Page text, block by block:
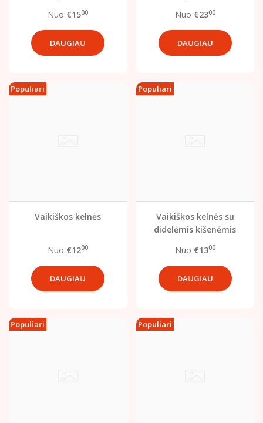
Nuo €1500
DAUGIAU
Nuo €2300
DAUGIAU
Populiari
Vaikiškos kelnės
Nuo €1200
DAUGIAU
Populiari
Vaikiškos kelnės su
didelėmis kišenėmis
Nuo €1300
DAUGIAU
Populiari Populiari